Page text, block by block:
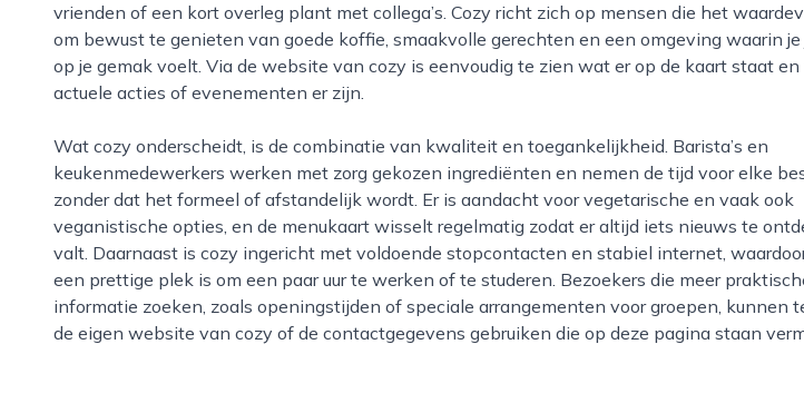
vrienden of een kort overleg plant met collega’s. Cozy richt zich op mensen die het
om bewust te genieten van goede koffie, smaakvolle gerechten en een omgeving waarin
op je gemak voelt. Via de website van cozy is eenvoudig te zien wat er op de kaart staat
actuele acties of evenementen er zijn.
Wat cozy onderscheidt, is de combinatie van kwaliteit en toegankelijkheid. Barista’s en
keukenmedewerkers werken met zorg gekozen ingrediënten en nemen de tijd voor elke
zonder dat het formeel of afstandelijk wordt. Er is aandacht voor vegetarische en vaak ook
veganistische opties, en de menukaart wisselt regelmatig zodat er altijd iets nieuws te
valt. Daarnaast is cozy ingericht met voldoende stopcontacten en stabiel internet,
een prettige plek is om een paar uur te werken of te studeren. Bezoekers die meer
informatie zoeken, zoals openingstijden of speciale arrangementen voor groepen, kunnen
de eigen website van cozy of de contactgegevens gebruiken die op deze pagina staan